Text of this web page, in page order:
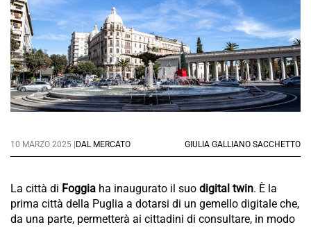
10 MARZO 2025 | DAL MERCATO GIULIA GALLIANO SACCHETTO
La città di Foggia ha inaugurato il suo digital twin. È la
prima città della Puglia a dotarsi di un gemello digitale che,
da una parte, permetterà ai cittadini di consultare, in modo